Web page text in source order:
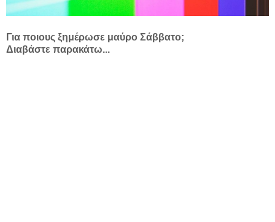
Για ποιους ξημέρωσε μαύρο Σάββατο;
Διαβάστε παρακάτω...